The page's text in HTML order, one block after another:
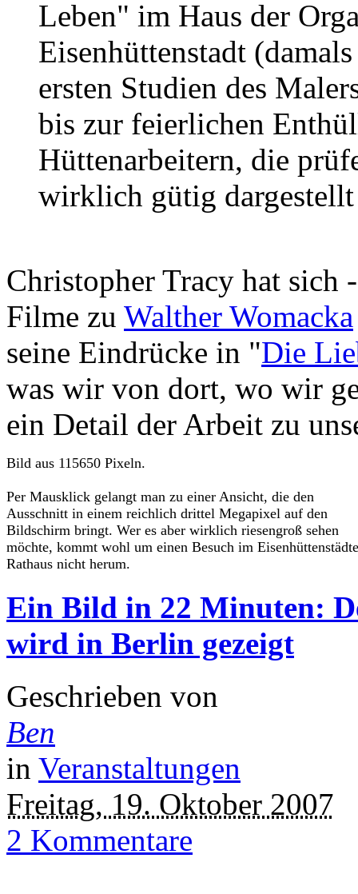
Leben" im Haus der
Eisenhüttenstadt
ersten Studien des
bis zur feierlichen
Hüttenarbeitern, die
wirklich gütig
Christopher Tracy hat sich
Filme zu Walther Womacka
seine Eindrücke in "Die
was wir von dort, wo wir
ein Detail der Arbeit zu
Bild aus 115650 Pixeln.
Per Mausklick gelangt man zu einer Ansicht, die den
Ausschnitt in einem reichlich drittel Megapixel auf den
Bildschirm bringt. Wer es aber wirklich riesengroß sehen
möchte, kommt wohl um einen Besuch im
Rathaus nicht herum.
Ein Bild in 22 Minuten:
wird in Berlin gezeigt
Geschrieben von
Ben
in Veranstaltungen
Freitag, 19. Oktober 2007
2 Kommentare